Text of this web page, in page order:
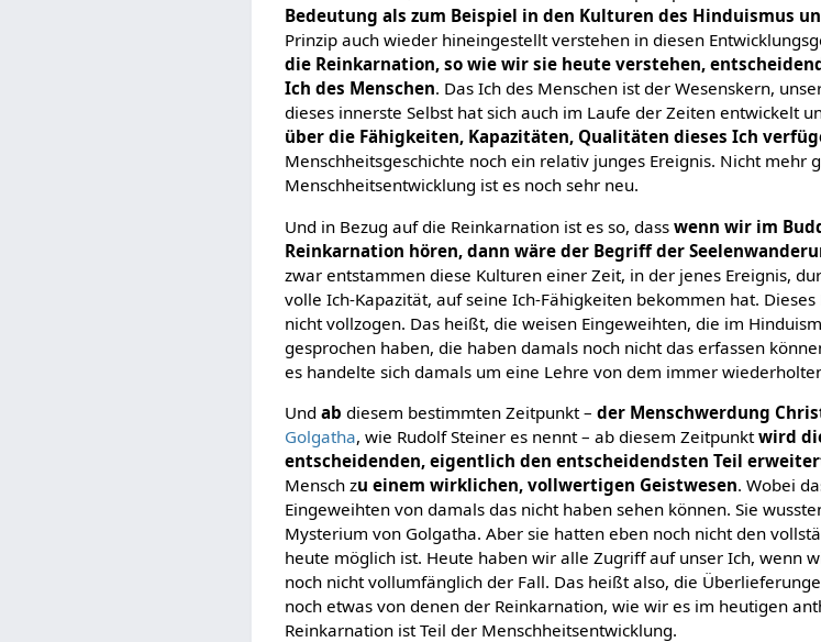
Bedeutung als zum Beispiel in den Kulturen des Hinduismus
Prinzip auch wieder hineingestellt verstehen in diesen
die Reinkarnation, so wie wir sie heute verstehen,
Ich des Menschen. Das Ich des Menschen ist der Wesenskern,
dieses innerste Selbst hat sich auch im Laufe der Zeiten entwickelt
über die Fähigkeiten, Kapazitäten, Qualitäten dieses Ich
Menschheitsgeschichte noch ein relativ junges Ereignis. Nicht mehr
Menschheitsentwicklung ist es noch sehr neu.
Und in Bezug auf die Reinkarnation ist es so, dasswenn wir im
Reinkarnation hören, dann wäre der Begriff der
zwar entstammen diese Kulturen einer Zeit, in der jenes Ereignis,
volle Ich-Kapazität, auf seine Ich-Fähigkeiten bekommen hat.
nicht vollzogen. Das heißt, die weisen Eingeweihten, die im
gesprochen haben, die haben damals noch nicht das erfassen
es handelte sich damals um eine Lehre von dem immer
Undab diesem bestimmten Zeitpunkt –der Menschwerdung
Golgatha, wie Rudolf Steiner es nennt – ab diesem Zeitpunktwird
entscheidenden, eigentlich den entscheidendsten Teil
Mensch zu einem wirklichen, vollwertigen Geistwesen. Wobei
Eingeweihten von damals das nicht haben sehen können. Sie
Mysterium von Golgatha. Aber sie hatten eben noch nicht den
heute möglich ist. Heute haben wir alle Zugriff auf unser Ich, wenn
noch nicht vollumfänglich der Fall. Das heißt also, die
noch etwas von denen der Reinkarnation, wie wir es im heutigen
Reinkarnation ist Teil der Menschheitsentwicklung.